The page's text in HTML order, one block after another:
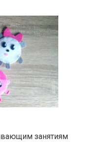
занятиям